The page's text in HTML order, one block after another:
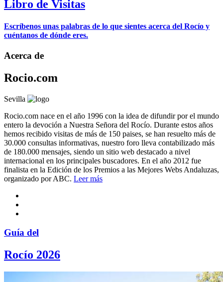
Libro de Visitas
Escríbenos unas palabras de lo que sientes acerca del Rocío y
cuéntanos de dónde eres.
Acerca de
Rocio.com
Sevilla
Rocio.com nace en el año 1996 con la idea de difundir por el mundo
entero la devoción a Nuestra Señora del Rocío. Durante estos años
hemos recibido visitas de más de 150 paises, se han resuelto más de
30.000 consultas informativas, nuestro foro lleva contabilizado más
de 180.000 mensajes, siendo un sitio web destacado a nivel
internacional en los principales buscadores. En el año 2012 fue
finalista en la Edición de los Premios a las Mejores Webs Andaluzas,
organizado por ABC. Leer más
Guía del
Rocío 2026